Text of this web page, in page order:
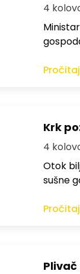
4
Krk
4
Otok
sušne